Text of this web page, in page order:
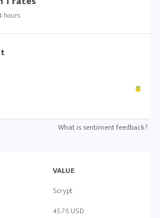
hours
What is sentiment feedback?
VALUE
Scrypt
45.76 USD